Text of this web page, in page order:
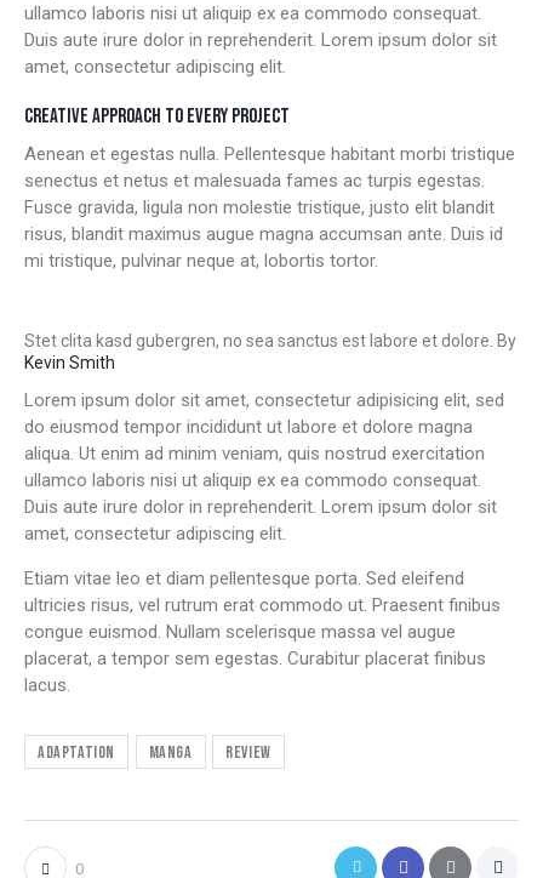
ullamco laboris nisi ut aliquip ex ea commodo consequat.
Duis aute irure dolor in reprehenderit. Lorem ipsum dolor sit
amet, consectetur adipiscing elit.
CREATIVE APPROACH TO EVERY PROJECT
Aenean et egestas nulla. Pellentesque habitant morbi tristique
senectus et netus et malesuada fames ac turpis egestas.
Fusce gravida, ligula non molestie tristique, justo elit blandit
risus, blandit maximus augue magna accumsan ante. Duis id
mi tristique, pulvinar neque at, lobortis tortor.
Stet clita kasd gubergren, no sea sanctus est labore et dolore. By
Kevin Smith
Lorem ipsum dolor sit amet, consectetur adipisicing elit, sed
do eiusmod tempor incididunt ut labore et dolore magna
aliqua. Ut enim ad minim veniam, quis nostrud exercitation
ullamco laboris nisi ut aliquip ex ea commodo consequat.
Duis aute irure dolor in reprehenderit. Lorem ipsum dolor sit
amet, consectetur adipiscing elit.
Etiam vitae leo et diam pellentesque porta. Sed eleifend
ultricies risus, vel rutrum erat commodo ut. Praesent finibus
congue euismod. Nullam scelerisque massa vel augue
placerat, a tempor sem egestas. Curabitur placerat finibus
lacus.
Adaptation Manga Review
0